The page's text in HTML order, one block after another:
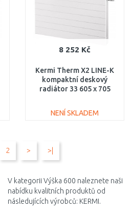
8 252 Kč
Kermi Therm X2 LINE-K
kompaktní deskový
radiátor 33 605 x 705
NENÍ SKLADEM
2 > >|
V kategorii Výška 600 naleznete naši
nabídku kvalitních produktů od
následujících výrobců: KERMI.